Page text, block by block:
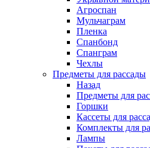
Агроспан
Мульчаграм
Пленка
Спанбонд
Спанграм
Чехлы
Предметы для рассады
Назад
Предметы для
Горшки
Кассеты для
Комплекты для
Лампы